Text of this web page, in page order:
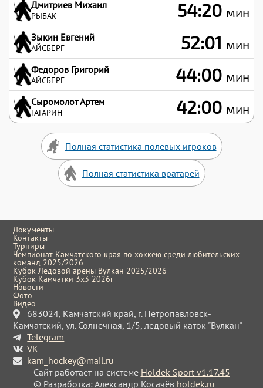
Дмитриев Михаил
РЫБАК 54:20 мин
Зыкин Евгений
АЙСБЕРГ 52:01 мин
Федоров Григорий
АЙСБЕРГ 44:00 мин
Сыромолот Артем
ГАГАРИН 42:00 мин
Полная статистика полевых игроков
Полная статистика вратарей
Документы
Контакты
Турниры
Чемпионат Камчатского края по хоккею среди любительских
команд 2025/2026
Кубок Ледовой арены Вулкан 2025/2026
Кубок Камчатки 3x3 2026г
Новости
Фото
Видео
683024, Камчатский край, г. Петропавловск-
Камчатский, ул. Солнечная, 1/5, ледовый каток "Вулкан"
Telegram
VK
kam_hockey@mail.ru
Сайт работает на системе Holdek Sport v1.17.45
© Разработка: Александр Косачёв holdek.ru